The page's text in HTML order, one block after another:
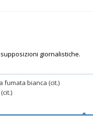
giornalistiche.
fumata bianca (cit.)